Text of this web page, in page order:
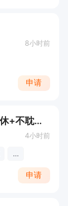
8小时前
申请
电话客服（4000-10000元，双休+不耽误接送小孩，下午五点30下班）
4小时前
...
申请